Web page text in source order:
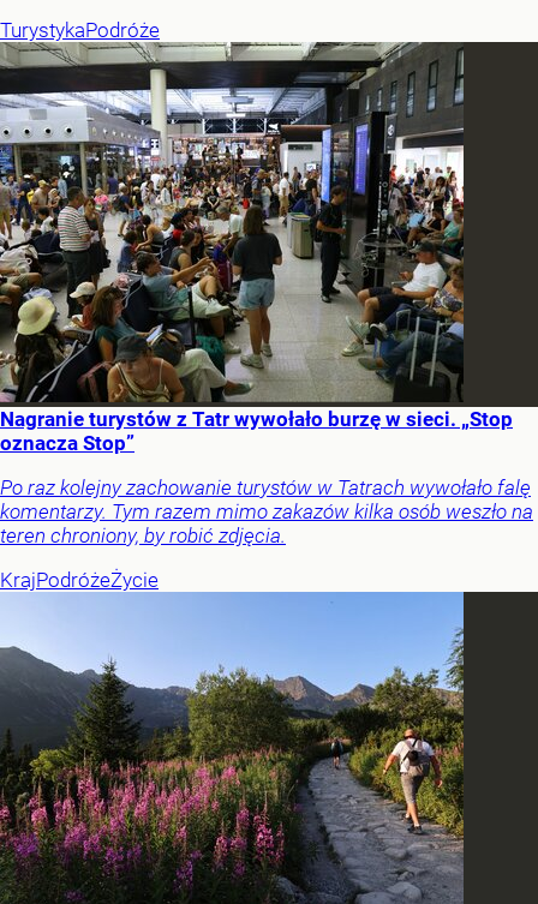
TurystykaPodróże
Nagranie turystów z Tatr wywołało burzę w sieci. „Stop
oznacza Stop”
Po raz kolejny zachowanie turystów w Tatrach wywołało falę
komentarzy. Tym razem mimo zakazów kilka osób weszło na
teren chroniony, by robić zdjęcia.
KrajPodróżeŻycie